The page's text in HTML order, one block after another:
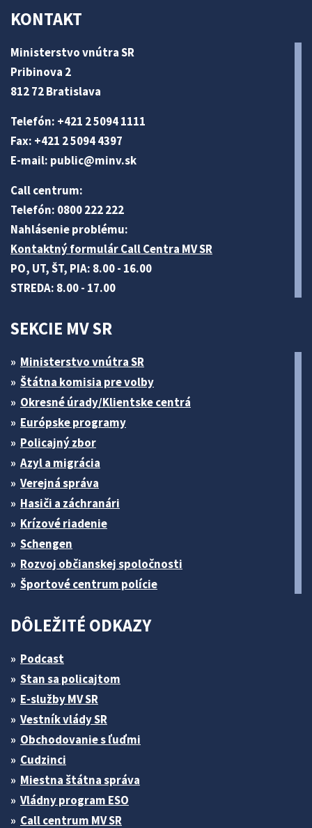
KONTAKT
Ministerstvo vnútra SR
Pribinova 2
812 72 Bratislava
Telefón: +421 2 5094 1111
Fax: +421 2 5094 4397
E-mail: public@minv.sk
Call centrum:
Telefón: 0800 222 222
Nahlásenie problému:
Kontaktný formulár Call Centra MV SR
PO, UT, ŠT, PIA: 8.00 - 16.00
STREDA: 8.00 - 17.00
SEKCIE MV SR
Ministerstvo vnútra SR
Štátna komisia pre volby
Okresné úrady/Klientske centrá
Európske programy
Policajný zbor
Azyl a migrácia
Verejná správa
Hasiči a záchranári
Krízové riadenie
Schengen
Rozvoj občianskej spoločnosti
Športové centrum polície
DÔLEŽITÉ ODKAZY
Podcast
Stan sa policajtom
E-služby MV SR
Vestník vlády SR
Obchodovanie s ľuďmi
Cudzinci
Miestna štátna správa
Vládny program ESO
Call centrum MV SR